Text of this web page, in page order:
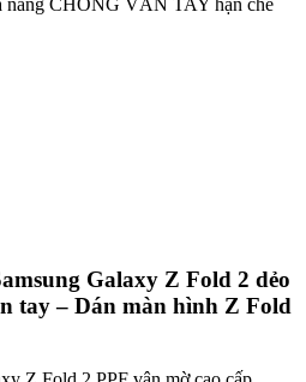
Galaxy Z Fold 2 dẻo
tay – Dán màn hình Z Fold